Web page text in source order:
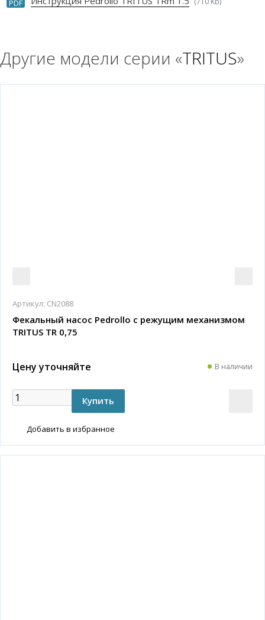
PDF
Другие модели серии «TRITUS»
Артикул: CN2088
Фекальный насос Pedrollo с режущим механизмом
TRITUS TR 0,75
Цену уточняйте В наличии
Добавить в избранное